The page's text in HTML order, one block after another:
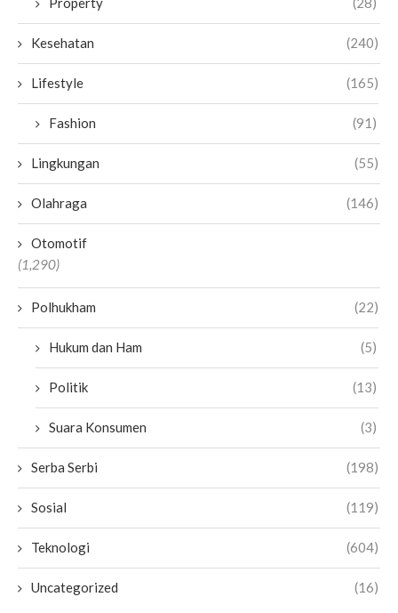
Kesehatan (240)
Lifestyle (165)
Fashion (91)
Lingkungan (55)
Olahraga (146)
Otomotif
(1,290)
Polhukham (22)
Hukum dan Ham (5)
Politik (13)
Suara Konsumen (3)
Serba Serbi (198)
Sosial (119)
Teknologi (604)
Uncategorized (16)